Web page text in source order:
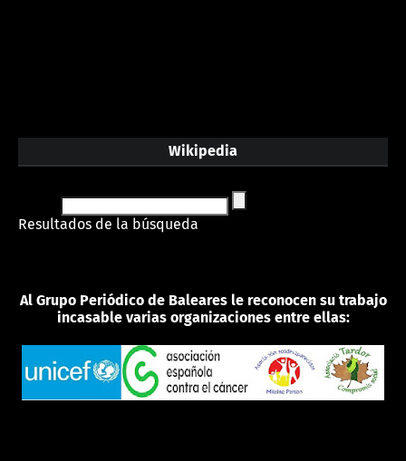
Wikipedia
Resultados de la búsqueda
Al Grupo Periódico de Baleares le reconocen su trabajo
incasable varias organizaciones entre ellas: